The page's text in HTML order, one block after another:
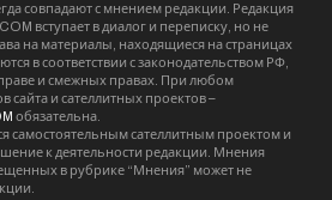
совпадают с мнением редакции. Редакция
вступает в диалог и переписку, но не
на материалы, находящиеся на страницах
в соответствии с законодательством РФ,
и смежных правах. При любом
сайта и сателлитных проектов –
обязательна.
самостоятельным сателлитным проектом и
к деятельности редакции. Мнения
в рубрике “Мнения” может не